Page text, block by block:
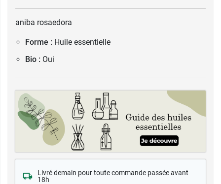
aniba rosaedora
Forme : Huile essentielle
Bio : Oui
Livré demain pour toute commande passée avant
18h